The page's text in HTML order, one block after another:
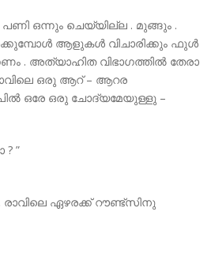
ഒന്നും ചെയ്യില്ല . മുങ്ങും .
ആളുകൾ വിചാരിക്കും ഫുൾ
. അത്യാഹിത വിഭാഗത്തിൽ തേരാ
ഒരു ആറ് – ആറര
ഒരേ ഒരു ചോദ്യമേയുള്ളു –
”
ഏഴരക്ക് റൗണ്ട്സിനു